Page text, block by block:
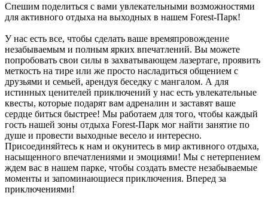
Спешим поделиться с вами увлекательными возможностями
для активного отдыха на выходных в нашем Forest-Парк!
У нас есть все, чтобы сделать ваше времяпровождение
незабываемым и полным ярких впечатлений. Вы можете
попробовать свои силы в захватывающем лазертаге, проявить
меткость на тире или же просто насладиться общением с
друзьями и семьей, арендуя беседку с мангалом. А для
истинных ценителей приключений у нас есть увлекательные
квесты, которые подарят вам адреналин и заставят ваше
сердце биться быстрее! Мы работаем для того, чтобы каждый
гость нашей зоны отдыха Forest-Парк мог найти занятие по
душе и провести выходные весело и интересно.
Присоединяйтесь к нам и окунитесь в мир активного отдыха,
насыщенного впечатлениями и эмоциями! Мы с нетерпением
ждем вас в нашем парке, чтобы создать вместе незабываемые
моменты и запоминающиеся приключения. Вперед за
приключениями!